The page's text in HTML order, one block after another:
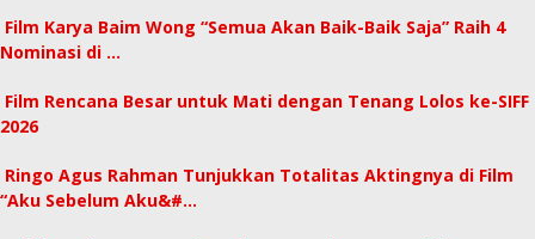
Film Karya Baim Wong “Semua Akan Baik-Baik Saja” Raih 4
Nominasi di …
Film Rencana Besar untuk Mati dengan Tenang Lolos ke-SIFF
2026
Ringo Agus Rahman Tunjukkan Totalitas Aktingnya di Film
“Aku Sebelum Aku&#…